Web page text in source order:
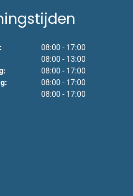
08:00 - 17:00
08:00 - 13:00
08:00 - 17:00
08:00 - 17:00
08:00 - 17:00